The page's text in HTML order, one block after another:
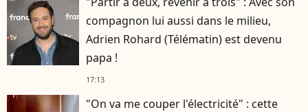
compagnon lui aussi dans le milieu,
Adrien Rohard (Télématin) est devenu
papa !
17:13
"On va me couper l'électricité" : cette